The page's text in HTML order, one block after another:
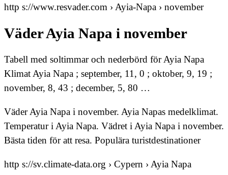
http s://www.resvader.com › Ayia-Napa › november
Väder Ayia Napa i november
Tabell med soltimmar och nederbörd för Ayia Napa
Klimat Ayia Napa ; september, 11, 0 ; oktober, 9, 19 ;
november, 8, 43 ; december, 5, 80 …
Väder Ayia Napa i november. Ayia Napas medelklimat.
Temperatur i Ayia Napa. Vädret i Ayia Napa i november.
Bästa tiden för att resa. Populära turistdestinationer
http s://sv.climate-data.org › Cypern › Ayia Napa